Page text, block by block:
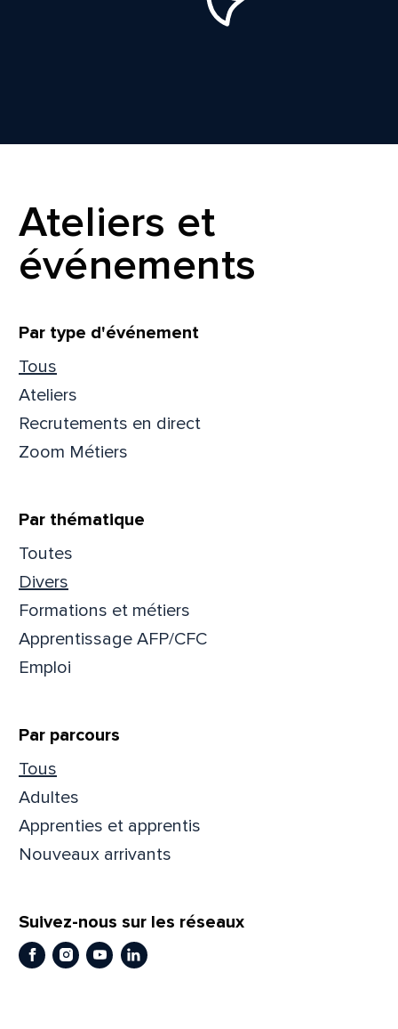
Ateliers et
événements
Filtrer
Par type d'événement
Tous
Ateliers
Recrutements en direct
Zoom Métiers
Par thématique
Toutes
Divers
Formations et métiers
Apprentissage AFP/CFC
Emploi
Par parcours
Tous
Adultes
Apprenties et apprentis
Nouveaux arrivants
Suivez-nous sur les réseaux
Facebook
Instagram
YoutubeLinkedIn